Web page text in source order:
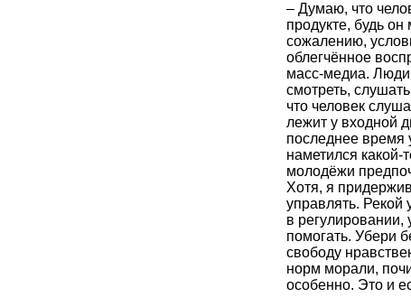
– Думаю, что
продукте, будь
сожалению,
облегчённое
масс-медиа.
смотреть,
что человек
лежит у входной
последнее время
наметился какой-
молодёжи
Хотя, я
управлять. Рекой
в
помогать. Убери
свободу
норм морали,
особенно. Это и